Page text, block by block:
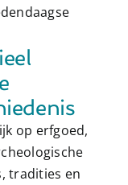
op erfgoed,
tradities en